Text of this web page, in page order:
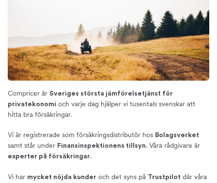
Compricer är Sveriges största jämförelsetjänst för
privatekonomi och varje dag hjälper vi tusentals svenskar att
hitta bra försäkringar.
Vi är registrerade som försäkringsdistributör hos Bolagsverket
samt står under Finansinspektionens tillsyn. Våra rådgivare är
experter på försäkringar.
Vi har mycket nöjda kunder och det syns på Trustpilot där våra